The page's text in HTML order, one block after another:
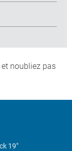
et noubliez pas
19"